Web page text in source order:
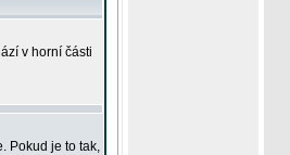
v horní části
Pokud je to tak,